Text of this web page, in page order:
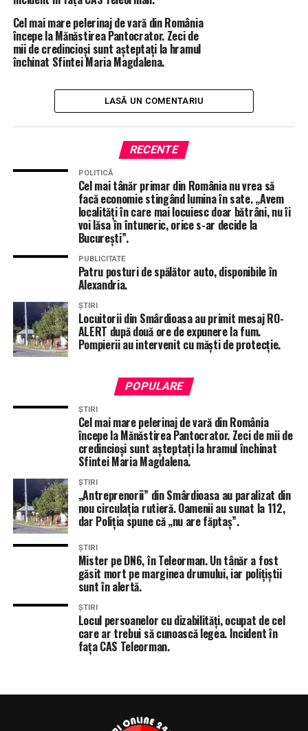
cu întreaga tehnică din dotare, iar situația este
monitorizată permanent prin dispeceratul integrat,
pentru ca intervențiile să fie realizate rapid acolo unde
apar probleme.
mai multe gospodării din județ, unde oamenii au de
reparat acoperișuri, de curățat curți și de repus lucrurile
mai degrabă ca o furtună de vară.
Cel mai mare pelerinaj de vară din România
începe la Mănăstirea Pantocrator. Zeci de
mii de credincioși sunt așteptați la hramul
închinat Sfintei Maria Magdalena.
LASĂ UN COMENTARIU
RECENTE
POLITICĂ
Cel mai tânăr primar din România nu vrea să
facă economie stingând lumina în sate. „Avem
localități în care mai locuiesc doar bătrâni, nu îi
voi lăsa în întuneric, orice s-ar decide la
București”.
PUBLICITATE
Patru posturi de spălător auto, disponibile în
Alexandria.
ȘTIRI
Locuitorii din Smârdioasa au primit mesaj RO-
ALERT după două ore de expunere la fum.
Pompierii au intervenit cu măști de protecție.
POPULARE
ȘTIRI
Cel mai mare pelerinaj de vară din România
începe la Mănăstirea Pantocrator. Zeci de mii de
credincioși sunt așteptați la hramul închinat
Sfintei Maria Magdalena.
ȘTIRI
„Antreprenorii” din Smârdioasa au paralizat din
nou circulația rutieră. Oamenii au sunat la 112,
dar Poliția spune că „nu are făptaș”.
ȘTIRI
Mister pe DN6, în Teleorman. Un tânăr a fost
găsit mort pe marginea drumului, iar polițiștii
sunt în alertă.
ȘTIRI
Locul persoanelor cu dizabilități, ocupat de cel
care ar trebui să cunoască legea. Incident în
fața CAS Teleorman.